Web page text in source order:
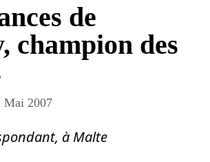
de
champion des
Mai 2007
à Malte